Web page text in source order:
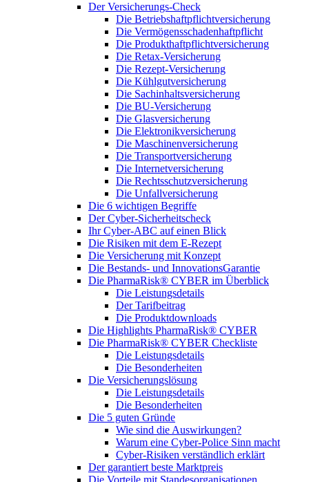
Der Versicherungs-Check
Die Betriebshaftpflichtversicherung
Die Vermögensschadenhaftpflicht
Die Produkthaftpflichtversicherung
Die Retax-Versicherung
Die Rezept-Versicherung
Die Kühlgutversicherung
Die Sachinhaltsversicherung
Die BU-Versicherung
Die Glasversicherung
Die Elektronikversicherung
Die Maschinenversicherung
Die Transportversicherung
Die Internetversicherung
Die Rechtsschutzversicherung
Die Unfallversicherung
Die 6 wichtigen Begriffe
Der Cyber-Sicher­heits­check
Ihr Cyber-ABC auf einen Blick
Die Risiken mit dem E-Rezept
Die Versicherung mit Konzept
Die Bestands- und InnovationsGarantie
Die PharmaRisk® CYBER im Überblick
Die Leistungsdetails
Der Tarifbeitrag
Die Produktdownloads
Die Highlights PharmaRisk® CYBER
Die PharmaRisk® CYBER Checkliste
Die Leistungsdetails
Die Besonderheiten
Die Versicherungslösung
Die Leistungsdetails
Die Besonderheiten
Die 5 guten Gründe
Wie sind die Auswirkungen?
Warum eine Cyber-Police Sinn macht
Cyber-Risiken verständlich erklärt
Der garantiert beste Marktpreis
Die Vorteile mit Standesorganisationen